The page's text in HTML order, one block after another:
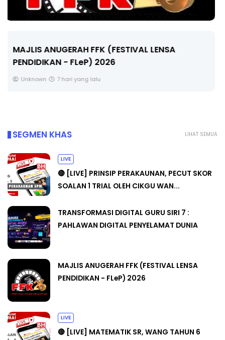
🔴 [LIVE] MATEMATIK SR, WANG TAHUN 6 OLEH
CIKGU ANITA #ALLINONE #141 #...
LIHAT SEMUA
SEGMEN KHAS
LIVE
🔴 [LIVE] PRINSIP PERAKAUNAN, PECUT SKOR
SOALAN 1 TRIAL OLEH CIKGU WAN...
TRANSFORMASI DIGITAL GURU SIRI 7 :
PAHLAWAN DIGITAL PENYELAMAT DUNIA
MAJLIS ANUGERAH FFK (FESTIVAL LENSA
PENDIDIKAN - FLeP) 2026
LIVE
🔴 [LIVE] MATEMATIK SR, WANG TAHUN 6